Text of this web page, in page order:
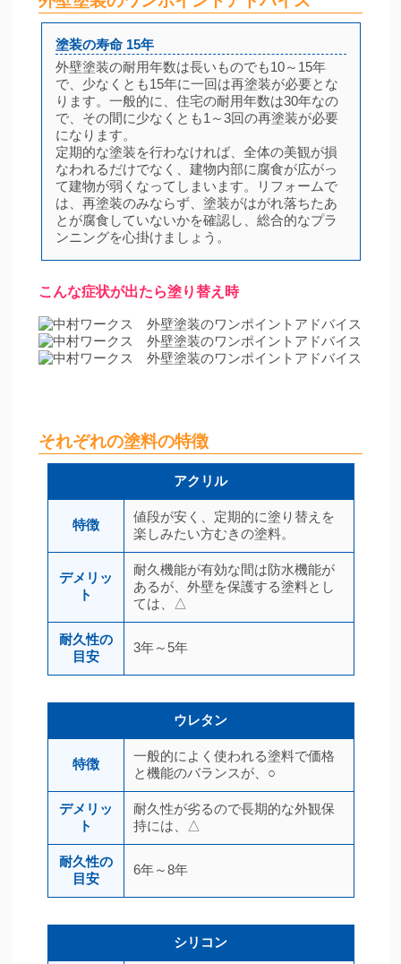
塗装の寿命 15年
外壁塗装の耐用年数は長いものでも10～15年
で、少なくとも15年に一回は再塗装が必要とな
ります。一般的に、住宅の耐用年数は30年なの
で、その間に少なくとも1～3回の再塗装が必要
になります。
定期的な塗装を行わなければ、全体の美観が損
なわれるだけでなく、建物内部に腐食が広がっ
て建物が弱くなってしまいます。リフォームで
は、再塗装のみならず、塗装がはがれ落ちたあ
とが腐食していないかを確認し、総合的なプラ
ンニングを心掛けましょう。
こんな症状が出たら塗り替え時
それぞれの塗料の特徴
アクリル
特徴
値段が安く、定期的に塗り替えを
楽しみたい方むきの塗料。
デメリッ
ト
耐久機能が有効な間は防水機能が
あるが、外壁を保護する塗料とし
ては、△
耐久性の
目安
3年～5年
ウレタン
特徴
一般的によく使われる塗料で価格
と機能のバランスが、○
デメリッ
ト
耐久性が劣るので長期的な外観保
持には、△
耐久性の
目安
6年～8年
シリコン